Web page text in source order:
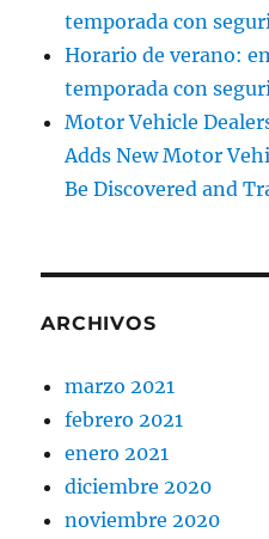
temporada con
Horario de verano:
temporada con
Motor Vehicle
Adds New Motor
Be Discovered and
ARCHIVOS
marzo 2021
febrero 2021
enero 2021
diciembre 2020
noviembre 2020